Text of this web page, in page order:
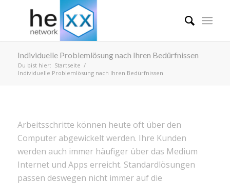
Individuelle Problemlösung nach Ihren Bedürfnissen
Du bist hier: Startseite /
Individuelle Problemlösung nach Ihren Bedürfnissen
Arbeitsschritte können heute oft über den
Computer abgewickelt werden. Ihre Kunden
werden auch immer häufiger über das Medium
Internet und Apps erreicht. Standardlösungen
passen deswegen nicht immer auf die